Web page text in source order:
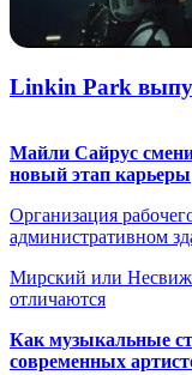
Linkin Park
Майли Сайрус
новый этап карьеры
Организация
административном
Мирский или
отличаются
Как музыкальные
современных